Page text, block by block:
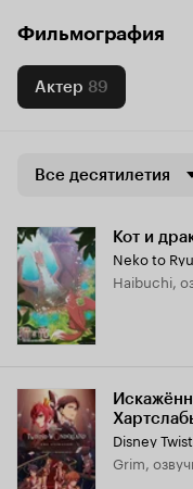
Фильмография
Актер 89
Все десятилетия
Кот и
Neko to
Haibuchi,
Grim,